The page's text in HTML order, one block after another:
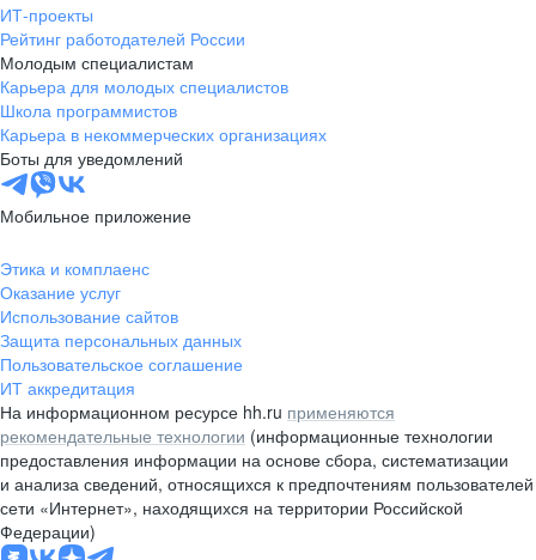
ИТ-проекты
Рейтинг работодателей России
Молодым специалистам
Карьера для молодых специалистов
Школа программистов
Карьера в некоммерческих организациях
Боты для уведомлений
Мобильное приложение
Этика и комплаенс
Оказание услуг
Использование сайтов
Защита персональных данных
Пользовательское соглашение
ИТ аккредитация
На информационном ресурсе hh.ru применяются
рекомендательные технологии (информационные технологии
предоставления информации на основе сбора, систематизации
и анализа сведений, относящихся к предпочтениям пользователей
сети «Интернет», находящихся на территории Российской
Федерации)